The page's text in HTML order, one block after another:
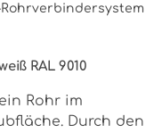
RAL 9010
Rohr im
Durch den